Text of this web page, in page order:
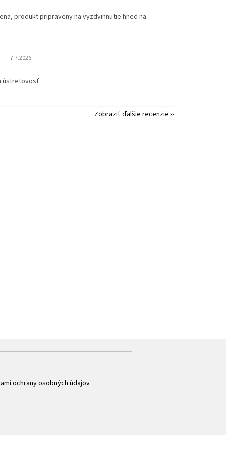
produkt pripraveny na vyzdvihnutie hned na
Hodnotenie obchodu je 5 z 5 hviezdičiek.
7.7.2026
ústretovosť
Zobraziť ďalšie recenzie
ochrany osobných údajov